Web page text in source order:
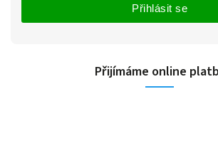
Přihlásit se
Přijímáme online